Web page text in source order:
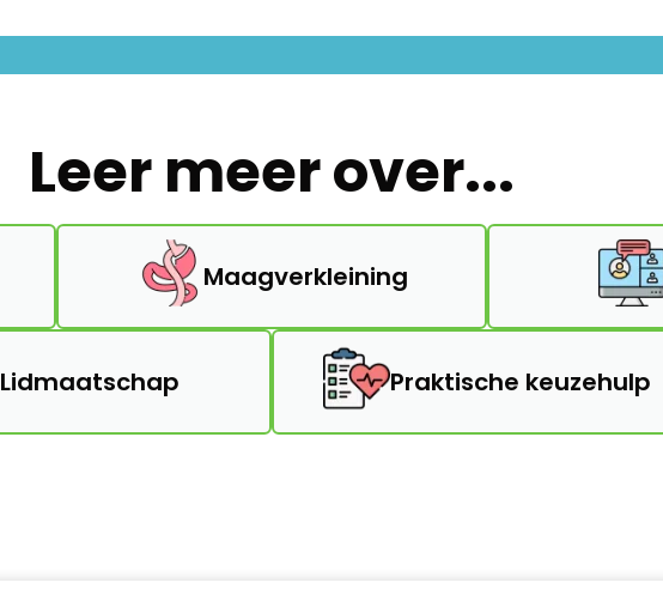
Leer meer over...
Maagverkleining
Lidmaatschap Praktische keuzehulp